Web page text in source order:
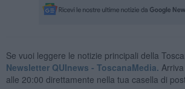
Se vuoi leggere le notizie principali della
Newsletter QUInews - ToscanaMedia.
alle 20:00 direttamente nella tua casella di